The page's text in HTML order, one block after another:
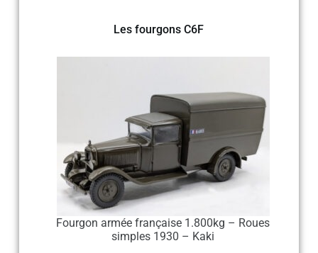
Les fourgons C6F
Fourgon armée française 1.800kg – Roues
simples 1930 – Kaki